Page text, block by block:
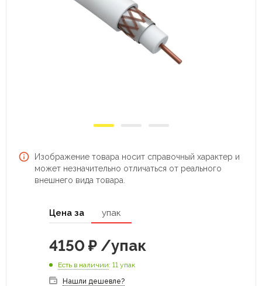
Изображение товара носит справочный характер и
может незначительно отличаться от реального
внешнего вида товара.
Цена за упак
4150 ₽ /упак
Есть в наличии: 11 упак
Нашли дешевле?